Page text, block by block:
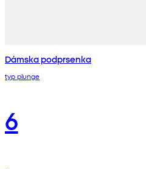
Dámska podprsenka
typ plunge
6